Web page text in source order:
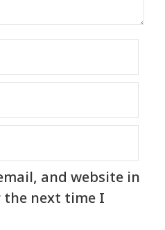
and website in
next time I